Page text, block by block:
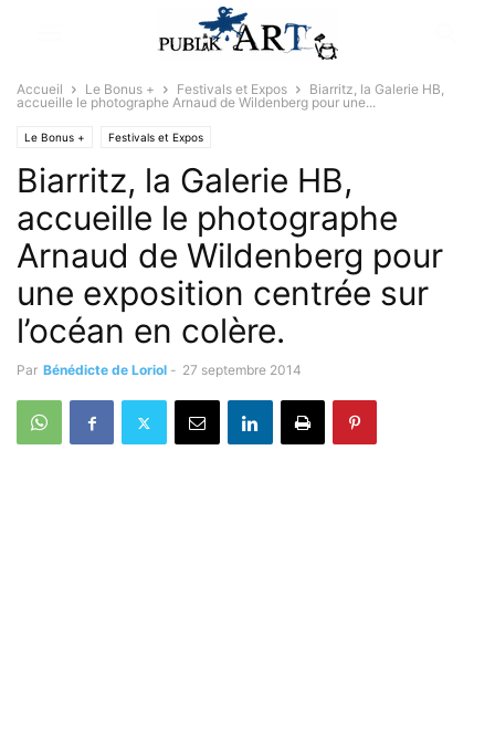
Accueil Le Bonus + Festivals et Expos
Biarritz, la Galerie HB,
accueille le photographe Arnaud de Wildenberg pour une...
Le Bonus + Festivals et Expos
Biarritz, la Galerie HB,
accueille le photographe
Arnaud de Wildenberg pour
une exposition centrée sur
l’océan en colère.
Par Bénédicte de Loriol - 27 septembre 2014